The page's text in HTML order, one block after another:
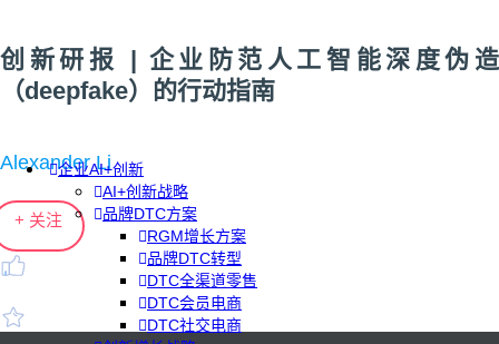
企业AI+创新
AI+创新战略
品牌DTC方案
RGM增长方案
品牌DTC转型
DTC全渠道零售
DTC会员电商
DTC社交电商
创新研报 | 企业防范人工智能深度伪造
（deepfake）的行动指南
Alexander Li
+ 关注